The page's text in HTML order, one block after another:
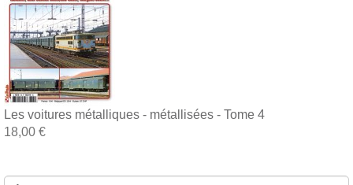
Les voitures métalliques - métallisées - Tome 4
18,00 €